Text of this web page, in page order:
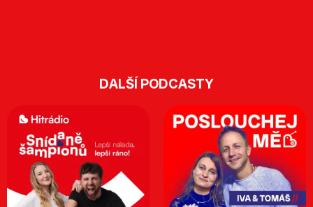
DALŠÍ PODCASTY